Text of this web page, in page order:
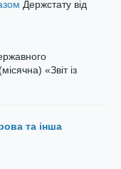
Держстату від
«Звіт із
та інша